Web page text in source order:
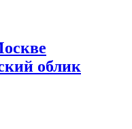
облик